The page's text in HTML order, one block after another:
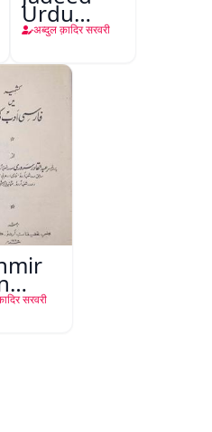
Urdu
Shayeri
अब्दुल क़ादिर सरवरी
सरवरी